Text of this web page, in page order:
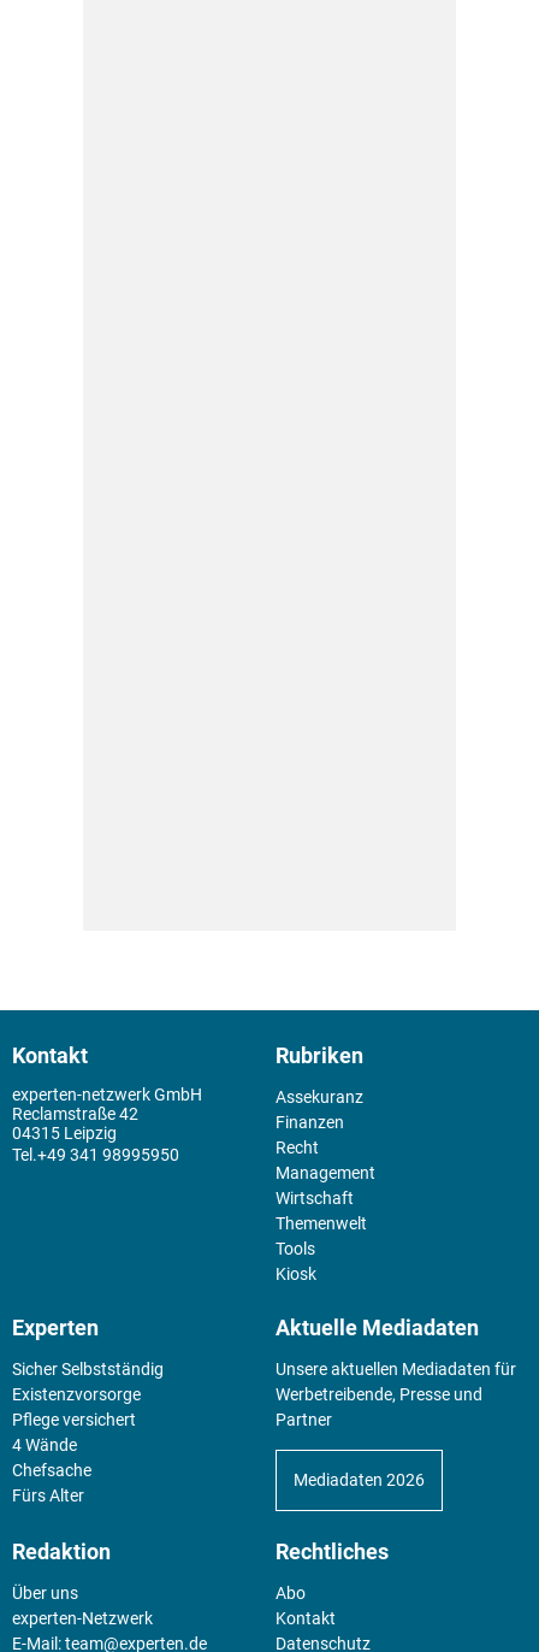
Kontakt
experten-netzwerk GmbH
Reclamstraße 42
04315 Leipzig
+49 341 98995950
Rubriken
Assekuranz
Finanzen
Recht
Management
Wirtschaft
Themenwelt
Tools
Kiosk
Experten
Sicher Selbstständig
Existenz­vorsorge
Pflege versichert
4 Wände
Chefsache
Fürs Alter
Aktuelle Mediadaten
Unsere aktuellen Mediadaten für
Werbetreibende, Presse und
Partner
Mediadaten 2026
Redaktion
Über uns
experten-Netzwerk
E-Mail:team@experten.de
Rechtliches
Abo
Kontakt
Datenschutz